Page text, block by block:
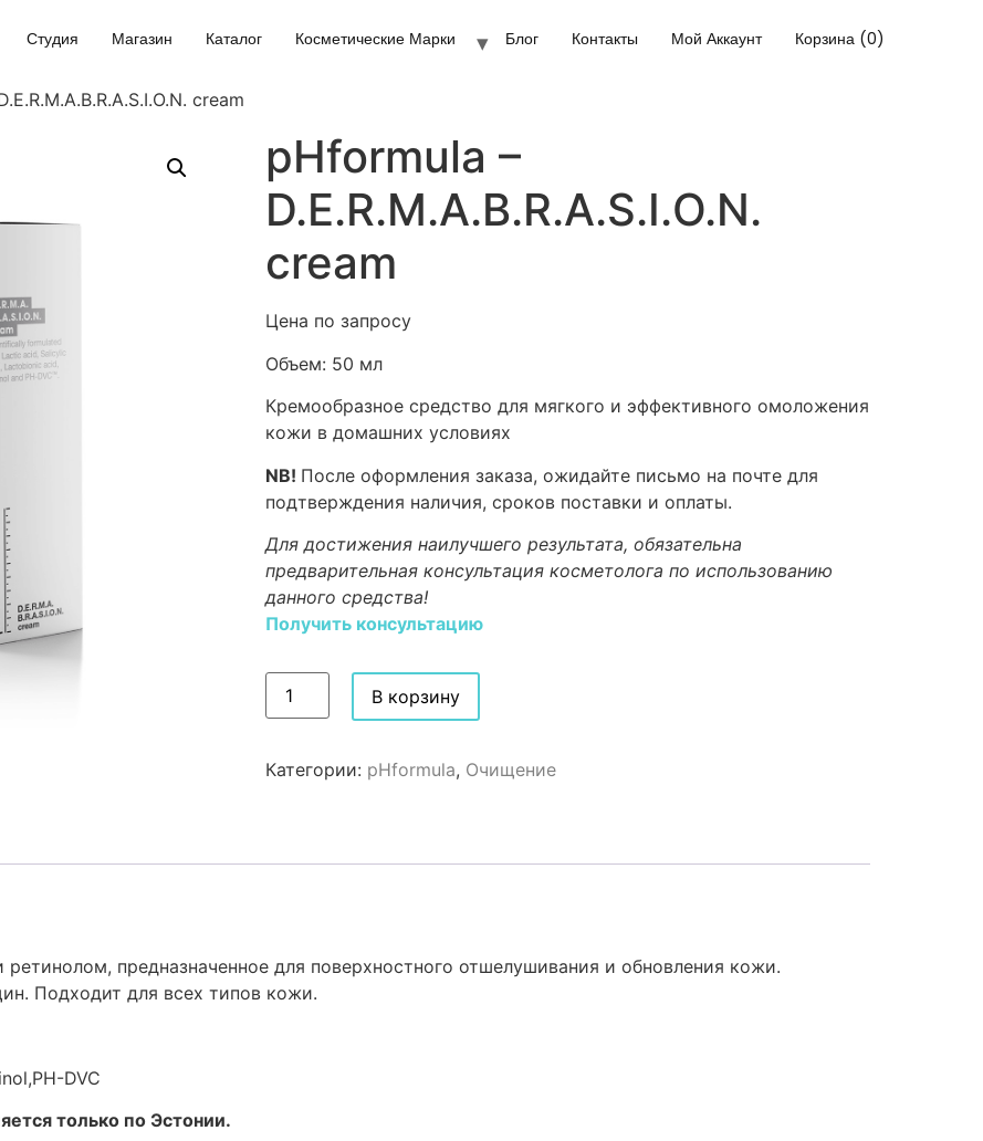
Студия Магазин Каталог Косметические Марки Блог Контакты Мой Аккаунт Корзина (0)
cream
pHformula –
D.E.R.M.A.B.R.A.S.I.O.N.
cream
Цена по запросу
Объем: 50 мл
Кремообразное средство для мягкого и эффективного омоложения
кожи в домашних условиях
NB! После оформления заказа, ожидайте письмо на почте для
подтверждения наличия, сроков поставки и оплаты.
Для достижения наилучшего результата, обязательна
предварительная консультация косметолога по использованию
данного средства!
Получить консультацию
В корзину
Категории: pHformula, Очищение
предназначенное для поверхностного отшелушивания и обновления кожи.
Подходит для всех типов кожи.
DVC
только по Эстонии.